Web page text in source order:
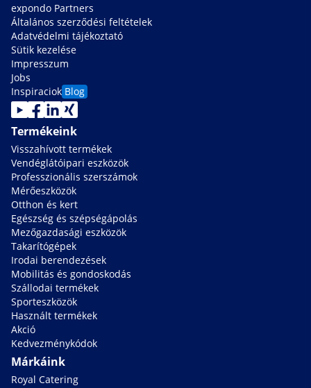
expondo Partners
Általános szerződési feltételek
Adatvédelmi tájékoztató
Sütik kezelése
Impresszum
Jobs
Inspiraciok Blog
Termékeink
Visszahívott termékek
Vendéglátóipari eszközök
Professzionális szerszámok
Mérőeszközök
Otthon és kert
Egészség és szépségápolás
Mezőgazdasági eszközök
Takarítógépek
Irodai berendezések
Mobilitás és gondoskodás
Szállodai termékek
Sporteszközök
Használt termékek
Akció
Kedvezménykódok
Márkáink
Royal Catering